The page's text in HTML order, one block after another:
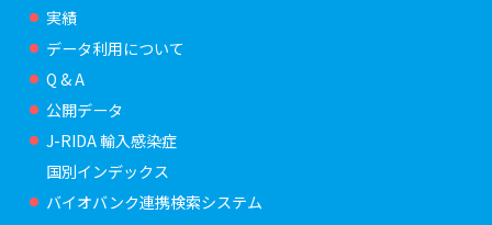
実績
データ利用について
Q & A
公開データ
J-RIDA 輸入感染症
国別インデックス
バイオバンク連携検索システム